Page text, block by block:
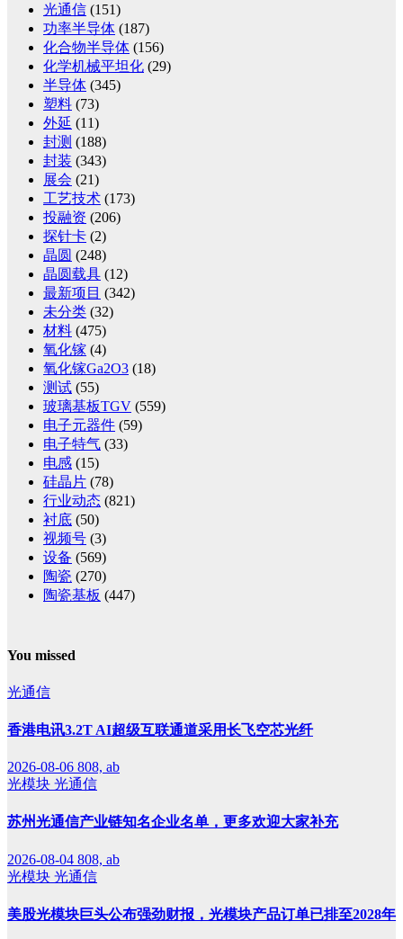
光通信 (151)
功率半导体 (187)
化合物半导体 (156)
化学机械平坦化 (29)
半导体 (345)
塑料 (73)
外延 (11)
封测 (188)
封装 (343)
展会 (21)
工艺技术 (173)
投融资 (206)
探针卡 (2)
晶圆 (248)
晶圆载具 (12)
最新项目 (342)
未分类 (32)
材料 (475)
氧化镓 (4)
氧化镓Ga2O3 (18)
测试 (55)
玻璃基板TGV (559)
电子元器件 (59)
电子特气 (33)
电感 (15)
硅晶片 (78)
行业动态 (821)
衬底 (50)
视频号 (3)
设备 (569)
陶瓷 (270)
陶瓷基板 (447)
You missed
光通信
香港电讯3.2T AI超级互联通道采用长飞空芯光纤
2026-08-06 808, ab
光模块 光通信
苏州光通信产业链知名企业名单，更多欢迎大家补充
2026-08-04 808, ab
光模块 光通信
美股光模块巨头公布强劲财报，光模块产品订单已排至2028年